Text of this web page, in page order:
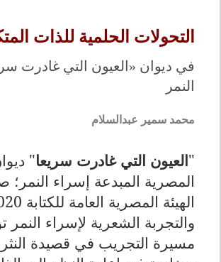
التحولات الحلمية للذات
في ديوان «العيون التي غادرت
النمر
محمد سمير عبدالسلام
"العيون التي غادرت سريعا"
المصرية المبدعة إسراء
والتجربة الشعرية لإسراء النمر
مسيرة التجريب في قصيدة